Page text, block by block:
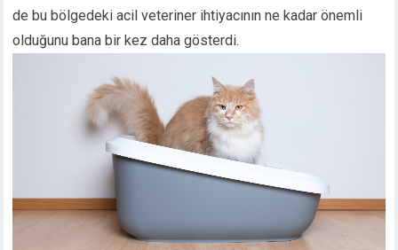
de bu bölgedeki acil veteriner ihtiyacının ne kadar önemli
olduğunu bana bir kez daha gösterdi.